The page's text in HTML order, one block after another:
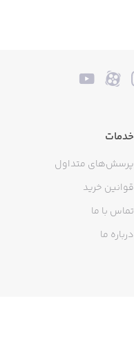
خدمات
پرسش‌های متداول
قوانین خرید
تماس با ما
درباره ما